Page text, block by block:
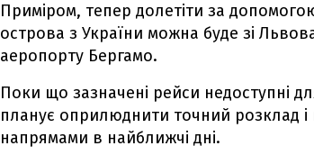
Приміром, тепер долетіти за
острова з України можна буде зі
аеропорту Бергамо.
Поки що зазначені рейси недоступні
планує оприлюднити точний розклад
напрямами в найближчі дні.